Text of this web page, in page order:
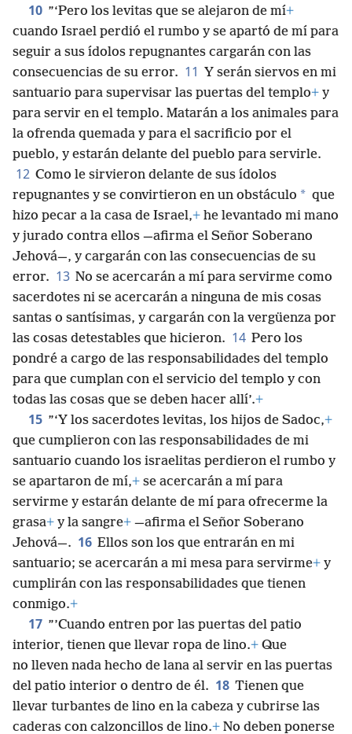
10 ”‘Pero los levitas que se alejaron de mí+
cuando Israel perdió el rumbo y se apartó de mí para
seguir a sus ídolos repugnantes cargarán con las
consecuencias de su error. 11 Y serán siervos en mi
santuario para supervisar las puertas del templo+ y
para servir en el templo. Matarán a los animales para
la ofrenda quemada y para el sacrificio por el
pueblo, y estarán delante del pueblo para servirle.
12 Como le sirvieron delante de sus ídolos
repugnantes y se convirtieron en un obstáculo * que
hizo pecar a la casa de Israel,+ he levantado mi mano
y jurado contra ellos —afirma el Señor Soberano
Jehová—, y cargarán con las consecuencias de su
error. 13 No se acercarán a mí para servirme como
sacerdotes ni se acercarán a ninguna de mis cosas
santas o santísimas, y cargarán con la vergüenza por
las cosas detestables que hicieron. 14 Pero los
pondré a cargo de las responsabilidades del templo
para que cumplan con el servicio del templo y con
todas las cosas que se deben hacer allí’.+
15 ”‘Y los sacerdotes levitas, los hijos de Sadoc,+
que cumplieron con las responsabilidades de mi
santuario cuando los israelitas perdieron el rumbo y
se apartaron de mí,+ se acercarán a mí para
servirme y estarán delante de mí para ofrecerme la
grasa+ y la sangre+ —afirma el Señor Soberano
Jehová—. 16 Ellos son los que entrarán en mi
santuario; se acercarán a mi mesa para servirme+ y
cumplirán con las responsabilidades que tienen
conmigo.+
17 ”’Cuando entren por las puertas del patio
interior, tienen que llevar ropa de lino.+ Que
no lleven nada hecho de lana al servir en las puertas
del patio interior o dentro de él. 18 Tienen que
llevar turbantes de lino en la cabeza y cubrirse las
caderas con calzoncillos de lino.+ No deben ponerse